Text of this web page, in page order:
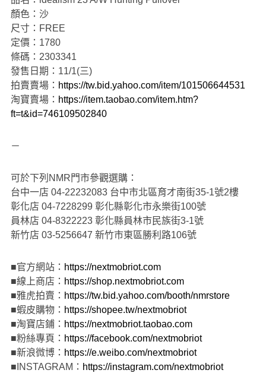
顏色：沙
尺寸：FREE
定價：1780
條碼：2303341
發售日期：11/1(三)
拍賣賣場： https://tw.bid.yahoo.com/item/101506644531
淘寶賣場： https://item.taobao.com/item.htm?
ft=t&id=746109502840
－
可於下列NMR門市參觀選購：
台中一店 04-22232083 台中市北區育才南街35-1號2樓
彰化店 04-7228299 彰化縣彰化市永樂街100號
員林店 04-8322223 彰化縣員林市民族街3-1號
新竹店 03-5256647 新竹市東區勝利路106號
■官方網站： https://nextmobriot.com
■線上商店： https://shop.nextmobriot.com
■雅虎拍賣： https://tw.bid.yahoo.com/booth/nmrstore
■蝦皮購物： https://shopee.tw/nextmobriot
■淘寶店鋪： https://nextmobriot.taobao.com
■粉絲專頁： https://facebook.com/nextmobriot
■新浪微博： https://e.weibo.com/nextmobriot
■INSTAGRAM： https://instagram.com/nextmobriot